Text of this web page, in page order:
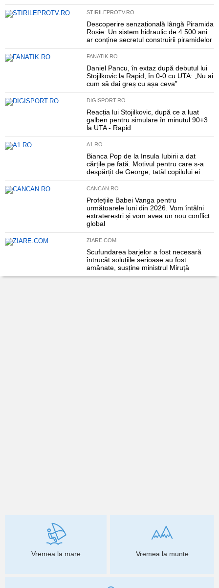
STIRILEPROTV.RO
Descoperire senzațională lângă Piramida
Roșie: Un sistem hidraulic de 4.500 ani
ar conține secretul construirii piramidelor
FANATIK.RO
Daniel Pancu, în extaz după debutul lui
Stojilkovic la Rapid, în 0-0 cu UTA: „Nu ai
cum să dai greș cu așa ceva”
DIGISPORT.RO
Reacția lui Stojilkovic, după ce a luat
galben pentru simulare în minutul 90+3
la UTA - Rapid
A1.RO
Bianca Pop de la Insula Iubirii a dat
cărțile pe față. Motivul pentru care s-a
despărțit de George, tatăl copilului ei
CANCAN.RO
Profețiile Babei Vanga pentru
următoarele luni din 2026. Vom întâlni
extratereștri și vom avea un nou conflict
global
ZIARE.COM
Scufundarea barjelor a fost necesară
întrucât soluțiile serioase au fost
amânate, susține ministrul Miruță
Vremea la mare Vremea la munte